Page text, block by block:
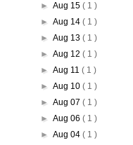
►Aug 15( 1 )
►Aug 14( 1 )
►Aug 13( 1 )
►Aug 12( 1 )
►Aug 11( 1 )
►Aug 10( 1 )
►Aug 07( 1 )
►Aug 06( 1 )
►Aug 04( 1 )